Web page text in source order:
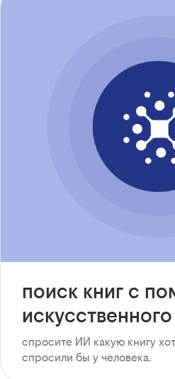
поиск книг с
спросите ИИ какую книгу
спросили бы у человека.